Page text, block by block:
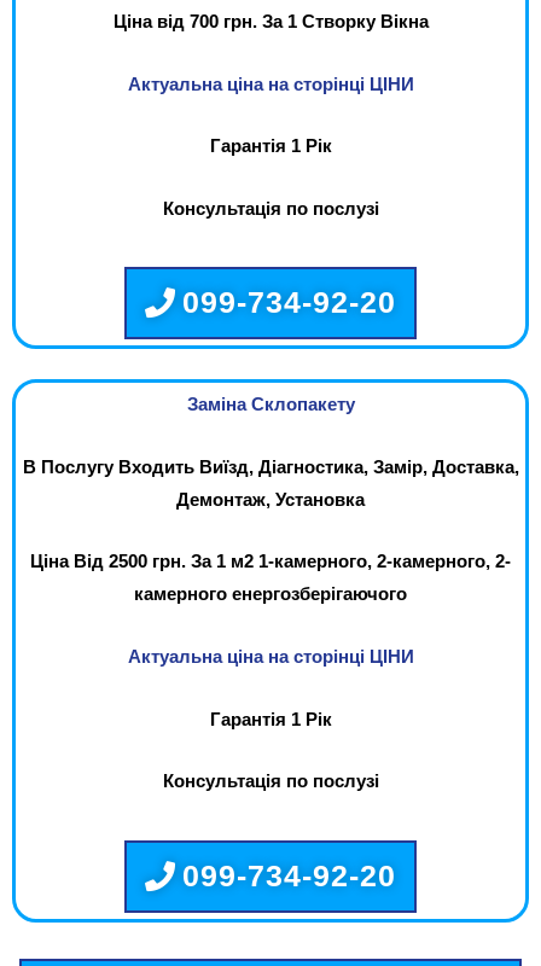
Ціна від 700 грн. За 1 Створку Вікна
Актуальна ціна на сторінці ЦІНИ
Гарантія 1 Рік
Консультація по послузі
099-734-92-20
Заміна Склопакету
В Послугу Входить Виїзд, Діагностика, Замір, Доставка,
Демонтаж, Установка
Ціна Від 2500 грн. За 1 м2 1-камерного, 2-камерного, 2-
камерного енергозберігаючого
Актуальна ціна на сторінці ЦІНИ
Гарантія 1 Рік
Консультація по послузі
099-734-92-20